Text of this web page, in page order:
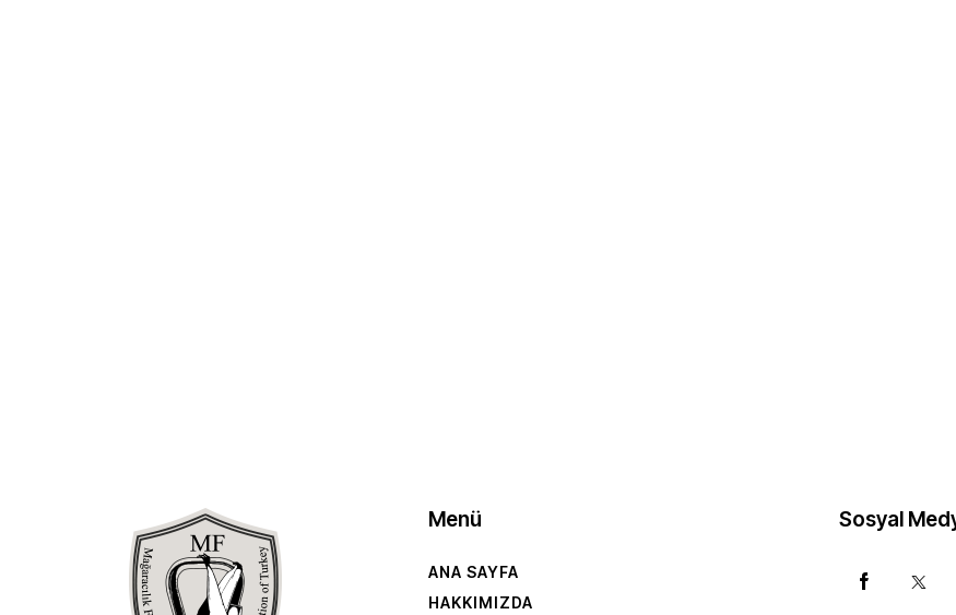
Menü
ANA SAYFA
HAKKIMIZDA
Sosyal